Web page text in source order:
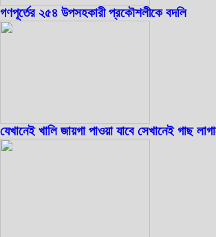
গণপূর্তের ২৫৪ উপসহকারী প্রকৌশলীকে বদলি
যেখানেই খালি জায়গা পাওয়া যাবে সেখানেই গাছ